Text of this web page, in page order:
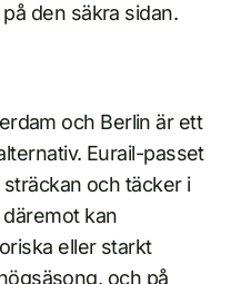
den säkra sidan.
och Berlin är ett
Eurail-passet
och täcker i
kan
eller starkt
och på